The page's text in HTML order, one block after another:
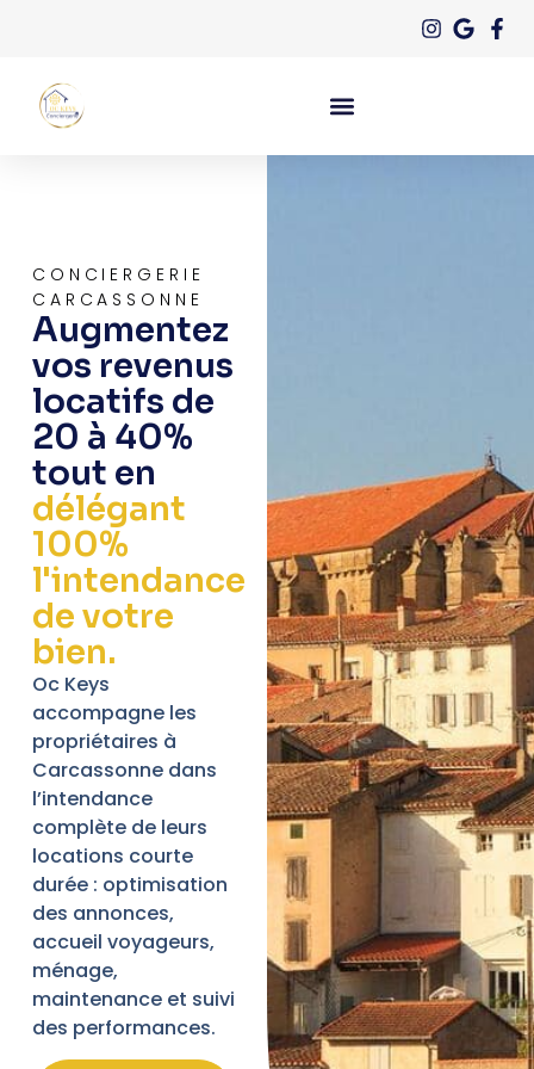
CONCIERGERIE
CARCASSONNE
Augmentez
vos revenus
locatifs de
20 à 40%
tout en
délégant
100%
l'intendance
de votre
bien.
Oc Keys
accompagne les
propriétaires à
Carcassonne dans
l’intendance
complète de leurs
locations courte
durée : optimisation
des annonces,
accueil voyageurs,
ménage,
maintenance et suivi
des performances.